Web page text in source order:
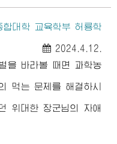
합대학 교육학부 허룡학
2024.4.12.
을 바라볼 때면 과학농
먹는 문제를 해결하시
위대한 장군님의 자애